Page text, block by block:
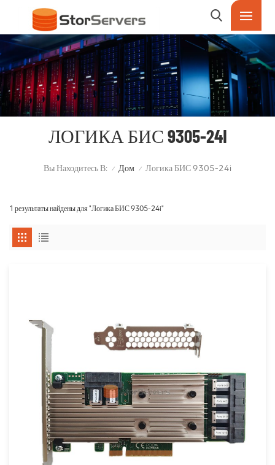
ЛОГИКА БИС 9305-24I
Вы Находитесь В: / Дом / Логика БИС 9305-24i
1 результаты найдены для "Логика БИС 9305-24i"